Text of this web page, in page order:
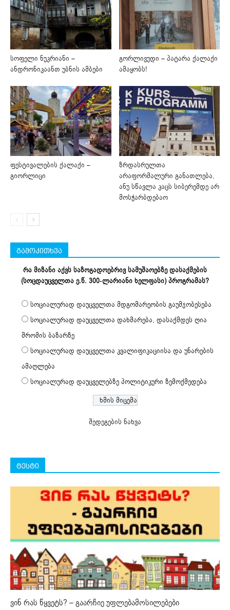
სოფელი ნუკრიანი –
ანდრონიკაანთ უბნის ამბები
გორლივუდი – პატარა ქალაქი
ამაყობს!
ფესტივალების ქალაქი –
გიორლიცი
ზრდასრულთა
არაფორმალური განათლება,
ანუ სწავლა კაცს სიბერემდე არ
მოსჭარბდებაო
გამოკითხვა
რა მიზანი აქვს საზოგადოებრივ სამუშაოებზე დასაქმების
(სოცდაუცველთა ე.წ. 300-ლარიანი ხელფასი) პროგრამას?
სოციალურად დაუცველთა მდგომარეობის გაუმჯობესება
სოციალურად დაუცველთა დახმარება, დასაქმდეს ღია
შრომის ბაზარზე
სოციალურად დაუცველთა კვალიფიკაციისა და უნარების
ამაღლება
სოციალურად დაუცველებზე პოლიტიკური ზემოქმედება
შედეგების ნახვა
ტესტი
ვინ რას წყვეტს? – გაარჩიე უფლებამოსილებები